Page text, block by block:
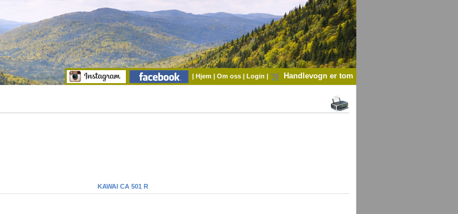
| Hjem | Om oss | Login | Handlevogn er tom
KAWAI CA 501 R